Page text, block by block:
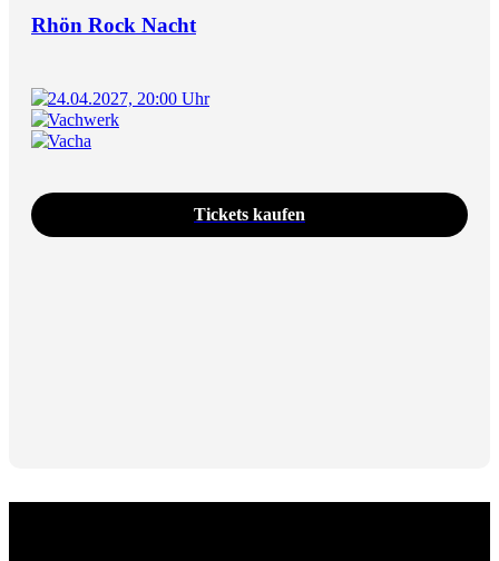
Rhön Rock Nacht
24.04.2027, 20:00 Uhr
Vachwerk
Vacha
Tickets kaufen